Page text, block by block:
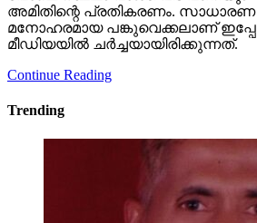
അമിതിന്റെ പ്രതികരണം.
മനോഹരമായ പങ്കുവെക്കലാണ്
മീഡിയയില്‍ ചര്‍ച്ചയായിരിക്കുന്നത്.
Continue Reading
Trending